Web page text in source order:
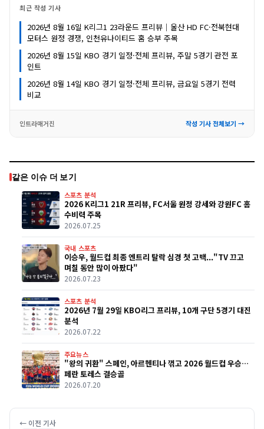
최근 작성 기사
2026년 8월 16일 K리그1 23라운드 프리뷰｜울산 HD FC·전북현대
모터스 원정 경쟁, 인천유나이티드 홈 승부 주목
2026년 8월 15일 KBO 경기 일정·전체 프리뷰, 주말 5경기 관전 포
인트
2026년 8월 14일 KBO 경기 일정·전체 프리뷰, 금요일 5경기 전력
비교
인트라매거진 작성 기사 전체보기 →
같은 이슈 더 보기
스포츠 분석
2026 K리그1 21R 프리뷰, FC서울 원정 강세와 강원FC 홈
수비력 주목
2026.07.25
국내 스포츠
이승우, 월드컵 최종 엔트리 탈락 심경 첫 고백..."TV 끄고
며칠 동안 많이 아팠다"
2026.07.23
스포츠 분석
2026년 7월 29일 KBO리그 프리뷰, 10개 구단 5경기 대진
분석
2026.07.22
주요뉴스
"왕의 귀환" 스페인, 아르헨티나 꺾고 2026 월드컵 우승…
페란 토레스 결승골
2026.07.20
← 이전 기사